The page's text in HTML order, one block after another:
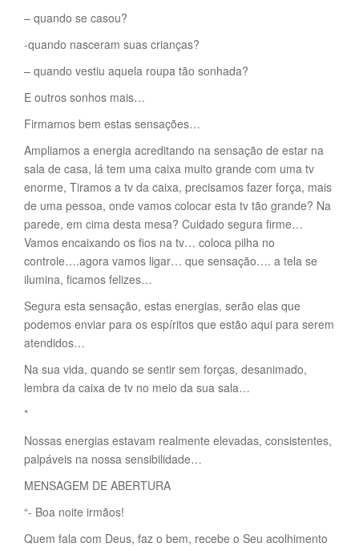
– quando se casou?
-quando nasceram suas crianças?
– quando vestiu aquela roupa tão sonhada?
E outros sonhos mais…
Firmamos bem estas sensações…
Ampliamos a energia acreditando na sensação de estar na
sala de casa, lá tem uma caixa muito grande com uma tv
enorme, Tiramos a tv da caixa, precisamos fazer força, mais
de uma pessoa, onde vamos colocar esta tv tão grande? Na
parede, em cima desta mesa? Cuidado segura firme…
Vamos encaixando os fios na tv… coloca pilha no
controle….agora vamos ligar… que sensação…. a tela se
ilumina, ficamos felizes…
Segura esta sensação, estas energias, serão elas que
podemos enviar para os espíritos que estão aqui para serem
atendidos…
Na sua vida, quando se sentir sem forças, desanimado,
lembra da caixa de tv no meio da sua sala…
*
Nossas energias estavam realmente elevadas, consistentes,
palpáveis na nossa sensibilidade…
MENSAGEM DE ABERTURA
“- Boa noite irmãos!
Quem fala com Deus, faz o bem, recebe o Seu acolhimento